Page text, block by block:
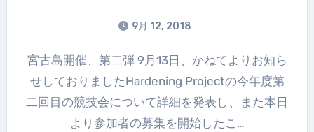
9月 12, 2018
宮古島開催、第二弾 9月13日、かねてよりお知ら
せしておりましたHardening Projectの今年度第
二回目の競技会について詳細を発表し、また本日
より参加者の募集を開始したこ…